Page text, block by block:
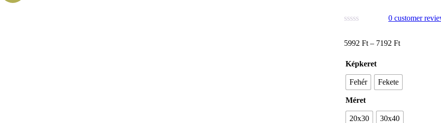
0customer
5992 Ft– 7192 Ft
Képkeret
Fehér Fekete
Méret
20x30 30x40